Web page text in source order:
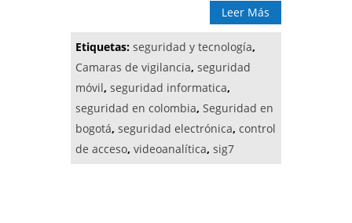
Leer Más
Etiquetas: seguridad y tecnología,
Camaras de vigilancia, seguridad
móvil, seguridad informatica,
seguridad en colombia, Seguridad en
bogotá, seguridad electrónica, control
de acceso, videoanalítica, sig7